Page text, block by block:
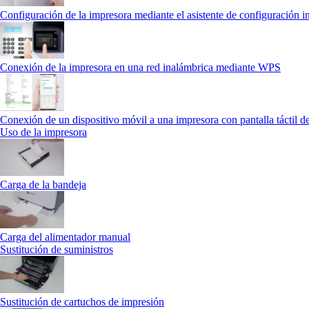
Configuración de la impresora mediante el asistente de configuración
Conexión de la impresora en una red inalámbrica mediante WPS
Conexión de un dispositivo móvil a una impresora con pantalla táctil
Uso de la impresora
Carga de la bandeja
Carga del alimentador manual
Sustitución de suministros
Sustitución de cartuchos de impresión